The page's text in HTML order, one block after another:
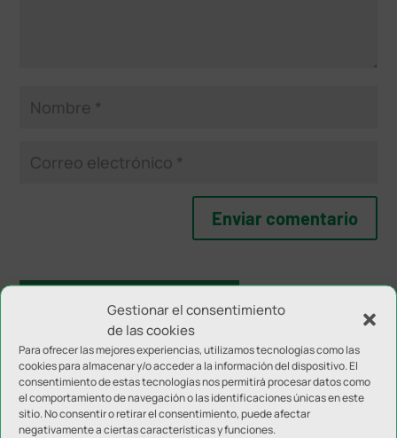
Gestionar el consentimiento
de las cookies
Para ofrecer las mejores experiencias, utilizamos tecnologías como las
cookies para almacenar y/o acceder a la información del dispositivo. El
consentimiento de estas tecnologías nos permitirá procesar datos como
el comportamiento de navegación o las identificaciones únicas en este
sitio. No consentir o retirar el consentimiento, puede afectar
negativamente a ciertas características y funciones.